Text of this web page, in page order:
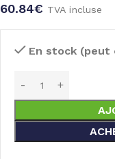
60.84€ TVA incluse
En stock (peut